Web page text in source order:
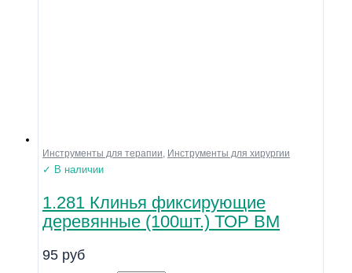
Инструменты для терапии Инструменты для хирургии
✓ В наличии
1.281 Клинья фиксирующие
деревянные (100шт.) ТОР ВМ
95 руб